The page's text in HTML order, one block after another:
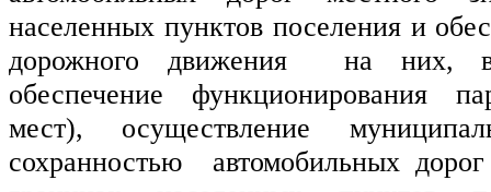
населенных пунктов поселения и
дорожного движения  на них,
обеспечение функционирования
мест), осуществление
сохранностью  автомобильных